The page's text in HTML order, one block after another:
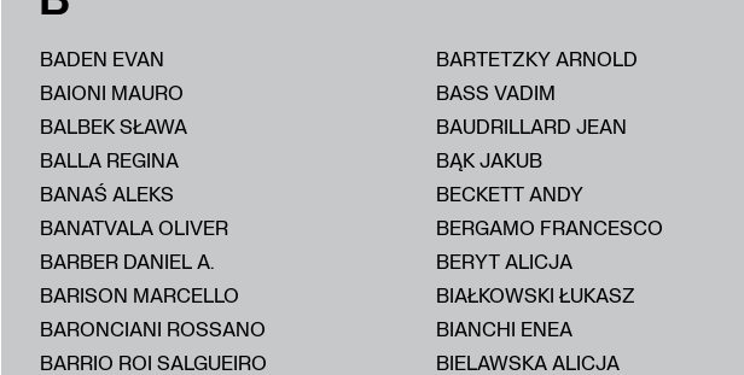
BADEN EVAN
BAIONI MAURO
BALBEK SŁAWA
BALLA REGINA
BANAŚ ALEKS
BANATVALA OLIVER
BARBER DANIEL A.
BARISON MARCELLO
BARONCIANI ROSSANO
BARRIO ROI SALGUEIRO
BARTETZKY ARNOLD
BASS VADIM
BAUDRILLARD JEAN
BĄK JAKUB
BECKETT ANDY
BERGAMO FRANCESCO
BERYT ALICJA
BIAŁKOWSKI ŁUKASZ
BIANCHI ENEA
BIELAWSKA ALICJA